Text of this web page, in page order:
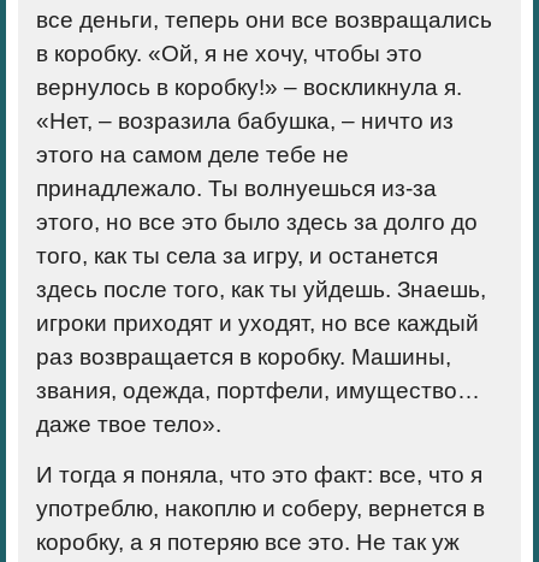
все деньги, теперь они все возвращались
в коробку. «Ой, я не хочу, чтобы это
вернулось в коробку!» – воскликнула я.
«Нет, – возразила бабушка, – ничто из
этого на самом деле тебе не
принадлежало. Ты волнуешься из-за
этого, но все это было здесь за долго до
того, как ты села за игру, и останется
здесь после того, как ты уйдешь. Знаешь,
игроки приходят и уходят, но все каждый
раз возвращается в коробку. Машины,
звания, одежда, портфели, имущество…
даже твое тело».
И тогда я поняла, что это факт: все, что я
употреблю, накоплю и соберу, вернется в
коробку, а я потеряю все это. Не так уж